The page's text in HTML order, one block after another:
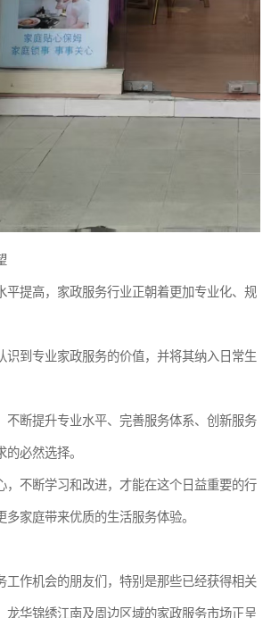
平提高，家政服务行业正朝着更加专业化、规
识到专业家政服务的价值，并将其纳入日常生
不断提升专业水平、完善服务体系、创新服务
必然选择。
，不断学习和改进，才能在这个日益重要的行
家庭带来优质的生活服务体验。
工作机会的朋友们，特别是那些已经获得相关
龙华锦绣江南及周边区域的家政服务市场正呈